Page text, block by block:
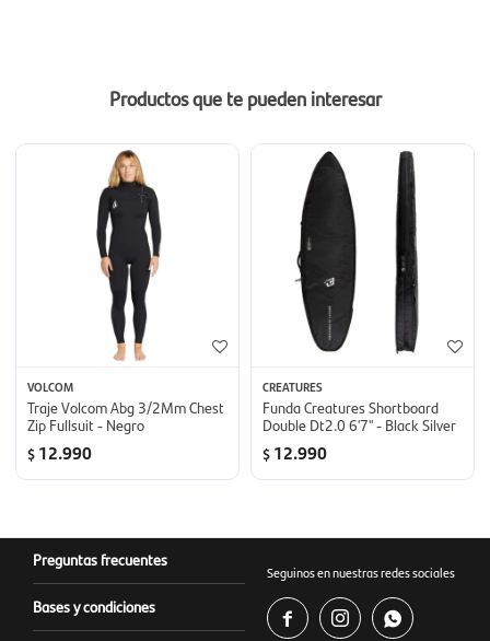
Productos que te pueden interesar
VOLCOM
Traje Volcom Abg 3/2Mm Chest
Zip Fullsuit - Negro
$ 12.990
CREATURES
Funda Creatures Shortboard
Double Dt2.0 6'7'' - Black Silver
$ 12.990
Preguntas frecuentes
Bases y condiciones
Seguinos en nuestras redes sociales
  